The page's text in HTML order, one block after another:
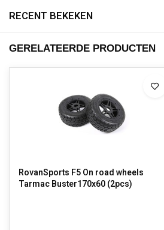
RECENT BEKEKEN
GERELATEERDE PRODUCTEN
RovanSports F5 On road wheels
Tarmac Buster170x60 (2pcs)